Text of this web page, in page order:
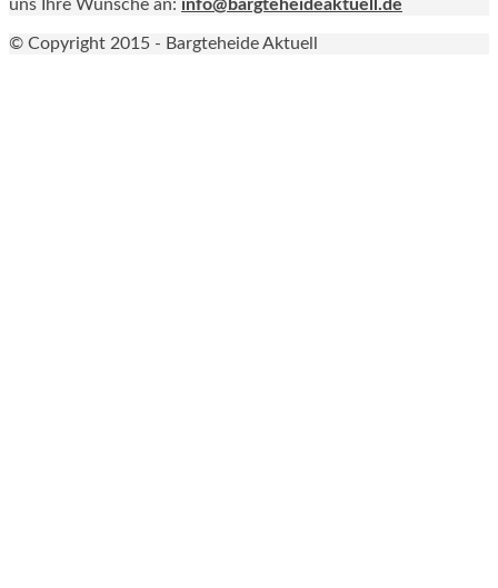
uns Ihre Wünsche an: info@bargteheideaktuell.de
© Copyright 2015 - Bargteheide Aktuell